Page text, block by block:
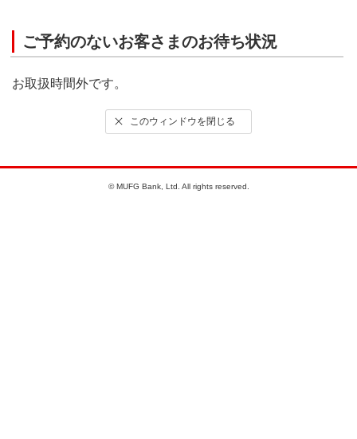
ご予約のないお客さまのお待ち状況
お取扱時間外です。
このウィンドウを閉じる
© MUFG Bank, Ltd. All rights reserved.